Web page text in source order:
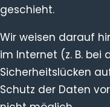
geschieht.
Wir weisen darauf
im Internet (z. B. bei
Sicherheitslücken
Schutz der Daten